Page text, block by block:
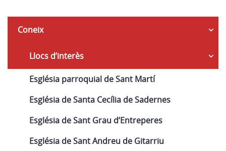
Navega
Coneix
Llocs d’interès
Església parroquial de Sant Martí
Església de Santa Cecília de Sadernes
Església de Sant Grau d’Entreperes
Església de Sant Andreu de Gitarriu